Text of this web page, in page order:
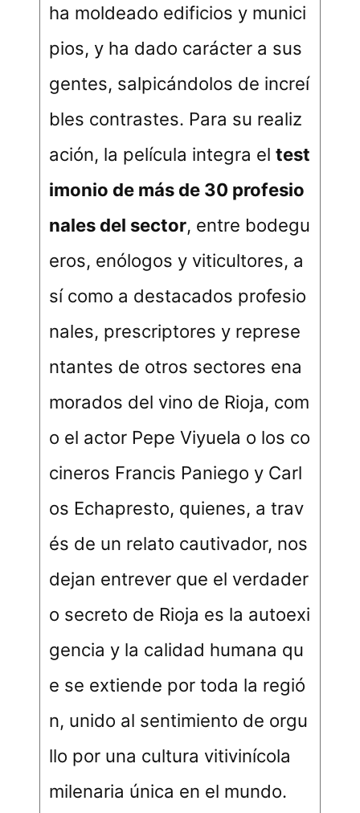
ha moldeado edificios y munici
pios, y ha dado carácter a sus
gentes, salpicándolos de increí
bles contrastes. Para su realiz
ación, la película integra el test
imonio de más de 30 profesio
nales del sector, entre bodegu
eros, enólogos y viticultores, a
sí como a destacados profesio
nales, prescriptores y represe
ntantes de otros sectores ena
morados del vino de Rioja, com
o el actor Pepe Viyuela o los co
cineros Francis Paniego y Carl
os Echapresto, quienes, a trav
és de un relato cautivador, nos
dejan entrever que el verdader
o secreto de Rioja es la autoexi
gencia y la calidad humana qu
e se extiende por toda la regió
n, unido al sentimiento de orgu
llo por una cultura vitivinícola
milenaria única en el mundo.